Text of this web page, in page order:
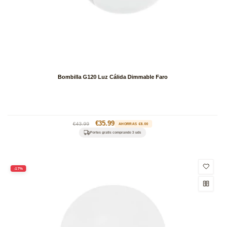
Bombilla G120 Luz Cálida Dimmable Faro
Precio
habitual
€43.99
Precio
de
€35.99 AHORRAS €8.00
Portes gratis comprando 3 uds
-17%